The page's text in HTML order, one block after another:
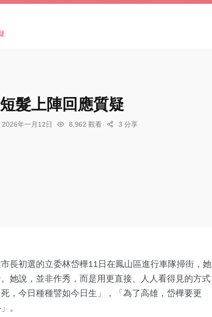
髮上陣回應質疑
2026年一月12日 8,962 觀看 3 分享
長初選的立委林岱樺11日在鳳山區進行車隊掃街，她
她說，並非作秀，而是用更直接、人人看得見的方式
，今日種種譬如今日生」，「為了高雄，岱樺要更
。